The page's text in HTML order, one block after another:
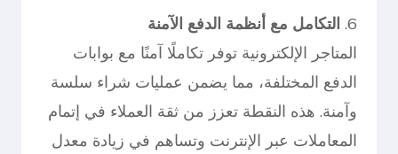
6. التكامل مع أنظمة الدفع الآمنة
المتاجر الإلكترونية توفر تكاملًا آمنًا مع بوابات
الدفع المختلفة، مما يضمن عمليات شراء سلسة
وآمنة. هذه النقطة تعزز من ثقة العملاء في إتمام
المعاملات عبر الإنترنت وتساهم في زيادة معدل